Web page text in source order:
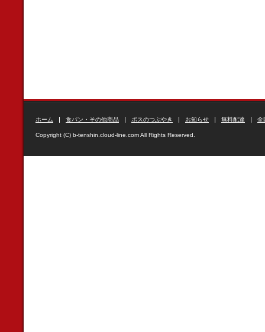
ホーム 食パン・その他商品 ボスのつぶやき お知らせ 無料配達 全
Copyright (C) b-tenshin.cloud-line.com All Rights Reserved.